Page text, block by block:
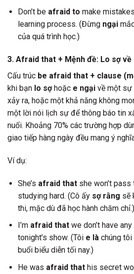
Don’t be afraid to make
learning process. (Đừng ngại
của quá trình học.)
3. Afraid that + Mệnh đề: Lo sợ về
Cấu trúc be afraid that + clause
khi bạn lo sợhoặc e ngại về một sự
xảy ra, hoặc một khả năng không
một lời nói lịch sự để thông báo tin
nuối. Khoảng 70% các trường hợp
giao tiếp hàng ngày đều mang ý
Ví dụ:
She’s afraid thatshe won’t pass
studying hard. (Cô ấy sợ rằng sẽ
thi, mặc dù đã học hành chăm chỉ.)
I’m afraid thatwe don’t have
tonight’s show. (Tôi e làchúng tôi
buổi biểu diễn tối nay.)
He was afraid thathis secret